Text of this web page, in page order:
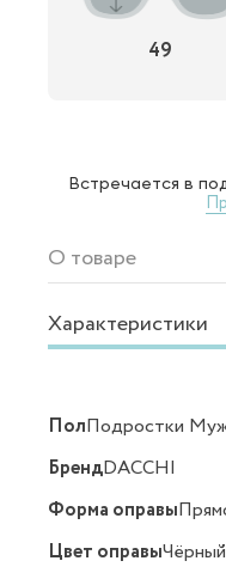
49
Встречается в
О товаре
Характеристики
ПолПодростки
БрендDACCHI
Форма оправы
Цвет оправыЧёрный